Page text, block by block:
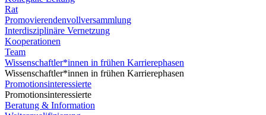
Rat
Promovierendenvollversammlung
Interdisziplinäre Vernetzung
Kooperationen
Team
Wissenschaftler*innen in frühen Karrierephasen
Wissenschaftler*innen in frühen Karrierephasen
Promotionsinteressierte
Promotionsinteressierte
Beratung & Information